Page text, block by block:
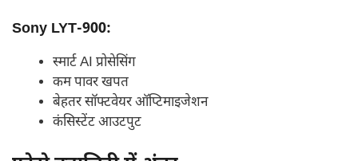
Sony LYT-900:
स्मार्ट AI प्रोसेसिंग
कम पावर खपत
बेहतर सॉफ्टवेयर ऑप्टिमाइजेशन
कंसिस्टेंट आउटपुट